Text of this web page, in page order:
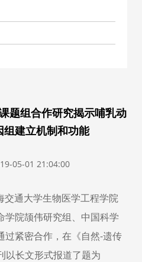
题组合作研究揭示哺乳动
组建立机制和功能
05-01 21:04:00
通大学生物医学工程学院
学院颉伟研究组、中国科学
过紧密合作，在《自然-遗传
长文形式报道了题为